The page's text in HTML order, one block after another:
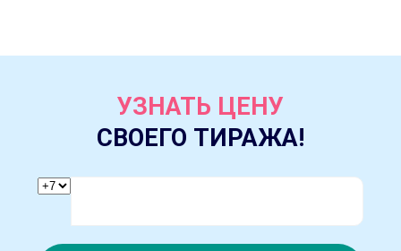
УЗНАТЬ ЦЕНУ
СВОЕГО ТИРАЖА!